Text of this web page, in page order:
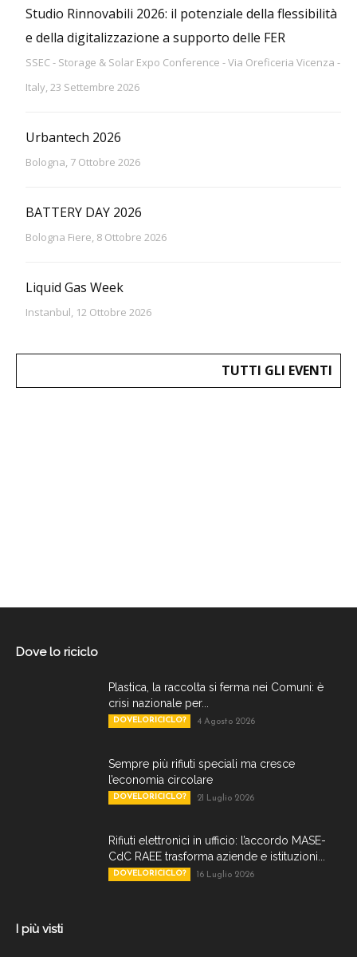
Studio Rinnovabili 2026: il potenziale della flessibilità
e della digitalizzazione a supporto delle FER
SSEC - Storage & Solar Expo Conference - Via Oreficeria Vicenza -
Italy, 23 Settembre 2026
Urbantech 2026
Bologna, 7 Ottobre 2026
BATTERY DAY 2026
Bologna Fiere, 8 Ottobre 2026
Liquid Gas Week
Instanbul, 12 Ottobre 2026
TUTTI GLI EVENTI
Dove lo riciclo
Plastica, la raccolta si ferma nei Comuni: è
crisi nazionale per...
DOVELORICICLO? 4 Agosto 2026
Sempre più rifiuti speciali ma cresce
l’economia circolare
DOVELORICICLO? 21 Luglio 2026
Rifiuti elettronici in ufficio: l’accordo MASE-
CdC RAEE trasforma aziende e istituzioni...
DOVELORICICLO? 16 Luglio 2026
I più visti